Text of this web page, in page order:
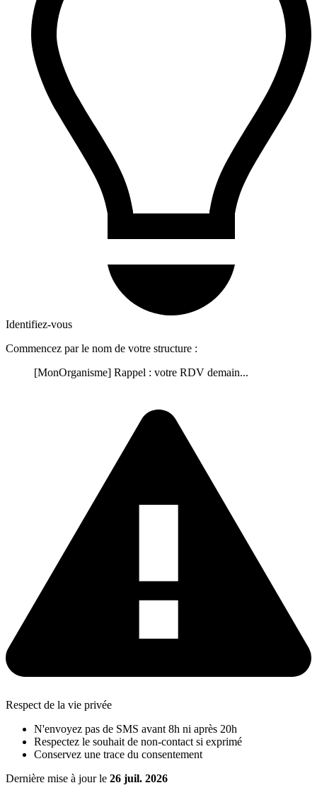
Identifiez-vous
Commencez par le nom de votre structure :
[MonOrganisme] Rappel : votre RDV demain...
Respect de la vie privée
N'envoyez pas de SMS avant 8h ni après 20h
Respectez le souhait de non-contact si exprimé
Conservez une trace du consentement
Dernière mise à jourle 26 juil. 2026